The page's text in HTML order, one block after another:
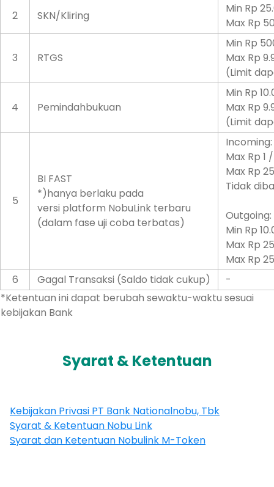
2
SKN/Kliring
Min Rp
Max Rp
3 RTGS
Min Rp
Max Rp
(Limit
4 Pemindahbukuan
Min Rp
Max Rp
(Limit
5
BI FAST
*)hanya berlaku pada
versi platform NobuLink terbaru
(dalam fase uji coba terbatas)
Incoming:
Max Rp 1
Max Rp
Tidak
Outgoing:
Min Rp
Max Rp
Max Rp
6
Gagal Transaksi (Saldo tidak cukup)
-
*Ketentuan ini dapat berubah sewaktu-waktu sesuai
kebijakan Bank
Syarat & Ketentuan
Kebijakan Privasi PT Bank Nationalnobu, Tbk
Syarat & Ketentuan Nobu Link
Syarat dan Ketentuan Nobulink M-Token